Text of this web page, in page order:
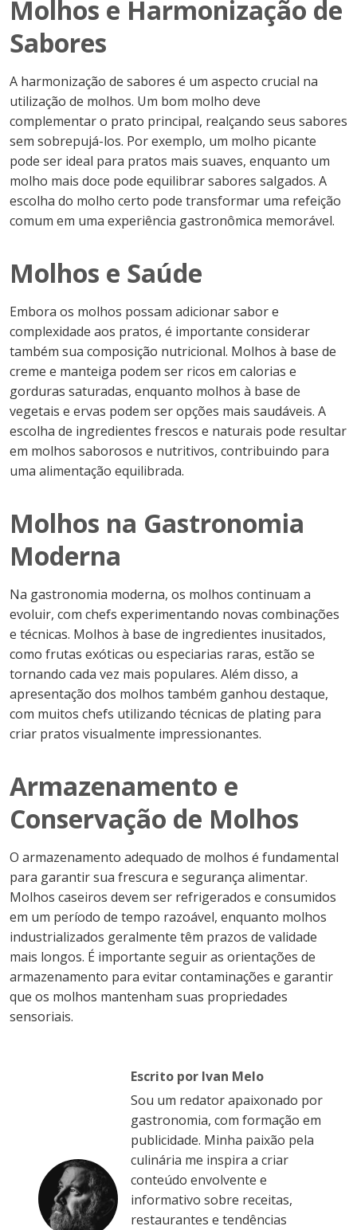
Molhos e Harmonização de
Sabores
A harmonização de sabores é um aspecto crucial na
utilização de molhos. Um bom molho deve
complementar o prato principal, realçando seus sabores
sem sobrepujá-los. Por exemplo, um molho picante
pode ser ideal para pratos mais suaves, enquanto um
molho mais doce pode equilibrar sabores salgados. A
escolha do molho certo pode transformar uma refeição
comum em uma experiência gastronômica memorável.
Molhos e Saúde
Embora os molhos possam adicionar sabor e
complexidade aos pratos, é importante considerar
também sua composição nutricional. Molhos à base de
creme e manteiga podem ser ricos em calorias e
gorduras saturadas, enquanto molhos à base de
vegetais e ervas podem ser opções mais saudáveis. A
escolha de ingredientes frescos e naturais pode resultar
em molhos saborosos e nutritivos, contribuindo para
uma alimentação equilibrada.
Molhos na Gastronomia
Moderna
Na gastronomia moderna, os molhos continuam a
evoluir, com chefs experimentando novas combinações
e técnicas. Molhos à base de ingredientes inusitados,
como frutas exóticas ou especiarias raras, estão se
tornando cada vez mais populares. Além disso, a
apresentação dos molhos também ganhou destaque,
com muitos chefs utilizando técnicas de plating para
criar pratos visualmente impressionantes.
Armazenamento e
Conservação de Molhos
O armazenamento adequado de molhos é fundamental
para garantir sua frescura e segurança alimentar.
Molhos caseiros devem ser refrigerados e consumidos
em um período de tempo razoável, enquanto molhos
industrializados geralmente têm prazos de validade
mais longos. É importante seguir as orientações de
armazenamento para evitar contaminações e garantir
que os molhos mantenham suas propriedades
sensoriais.
Escrito por Ivan Melo
Sou um redator apaixonado por
gastronomia, com formação em
publicidade. Minha paixão pela
culinária me inspira a criar
conteúdo envolvente e
informativo sobre receitas,
restaurantes e tendências